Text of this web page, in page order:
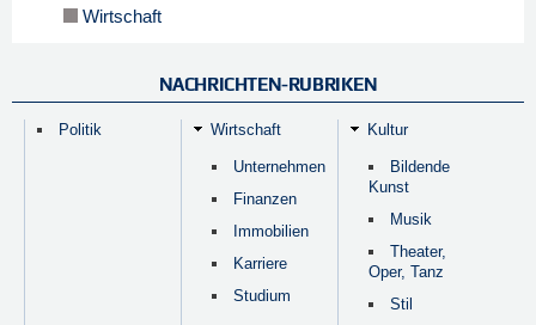
Wirtschaft
NACHRICHTEN-RUBRIKEN
Politik Wirtschaft
Unternehmen
Finanzen
Immobilien
Karriere
Studium
Kultur
Bildende
Kunst
Musik
Theater,
Oper, Tanz
Stil